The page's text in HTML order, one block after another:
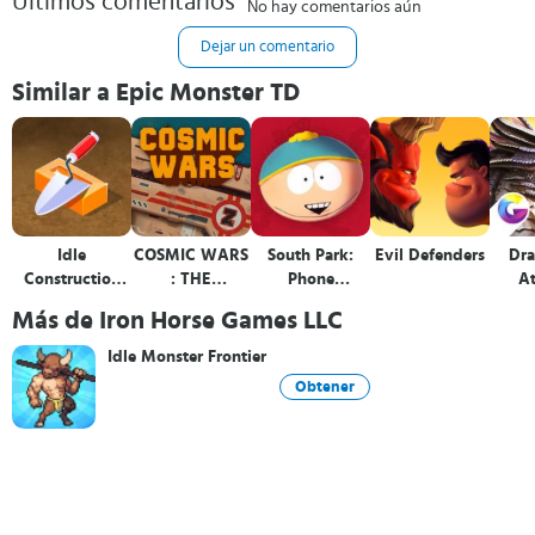
No hay comentarios aún
Dejar un comentario
Similar a Epic Monster TD
Idle
Construction
COSMIC WARS
: THE
BATTLE
South Park:
Phone
Evil Defenders
Más de Iron Horse Games LLC
Idle Monster Frontier
Obtener